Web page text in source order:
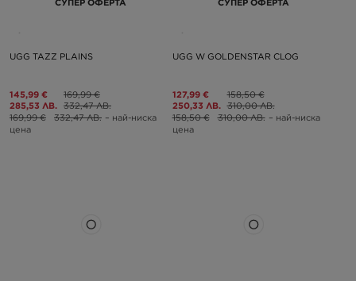
СУПЕР ОФЕРТА
UGG TAZZ PLAINS
145,99 €
285,53 ЛВ.
169,99 €
332,47 ЛВ.
169,99 €
332,47 ЛВ. – най-ниска
цена
СУПЕР ОФЕРТА
UGG W GOLDENSTAR CLOG
127,99 €
250,33 ЛВ.
158,50 €
310,00 ЛВ.
158,50 €
310,00 ЛВ. – най-ниска
цена